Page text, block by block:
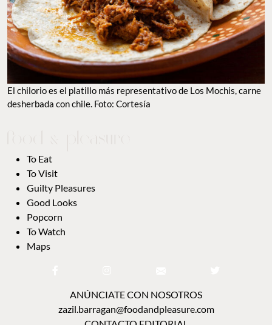
El chilorio es el platillo más representativo de Los Mochis, carne
desherbada con chile. Foto: Cortesía
To Eat
To Visit
Guilty Pleasures
Good Looks
Popcorn
To Watch
Maps
ANÚNCIATE CON NOSOTROS
zazil.barragan@foodandpleasure.com